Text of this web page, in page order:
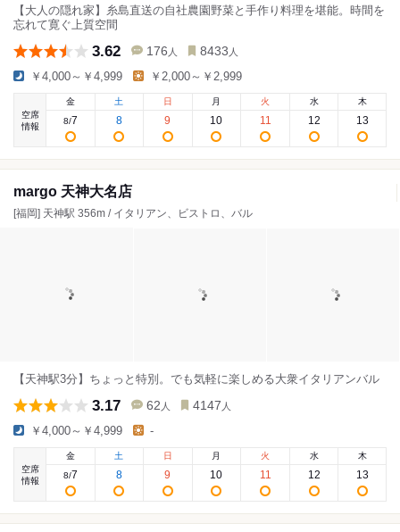
【大人の隠れ家】糸島直送の自社農園野菜と手作り料理を堪能。時間を
忘れて寛ぐ上質空間
3.62 176 人 8433 人
￥4,000～￥4,999 ￥2,000～￥2,999
空席
情報
金
8/7
土
8
日
9
月
10
火
11
水
12
木
13
margo 天神大名店
[福岡] 天神駅 356m / イタリアン、ビストロ、バル
【天神駅3分】ちょっと特別。でも気軽に楽しめる大衆イタリアンバル
3.17 62 人 4147 人
￥4,000～￥4,999 -
空席
情報
金
8/7
土
8
日
9
月
10
火
11
水
12
木
13